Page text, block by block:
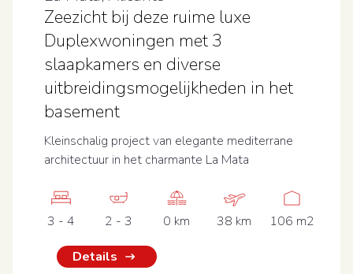
Zeezicht bij deze ruime luxe
Duplexwoningen met 3
slaapkamers en diverse
uitbreidingsmogelijkheden in het
basement
Kleinschalig project van elegante mediterrane
architectuur in het charmante La Mata
3 - 4 2 - 3 0 km 38 km 106 m2
Details